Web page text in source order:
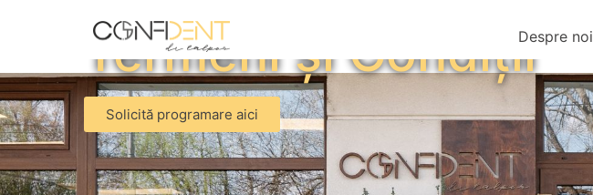
Termeni și Condiții
Solicită programare aici
Despre noi